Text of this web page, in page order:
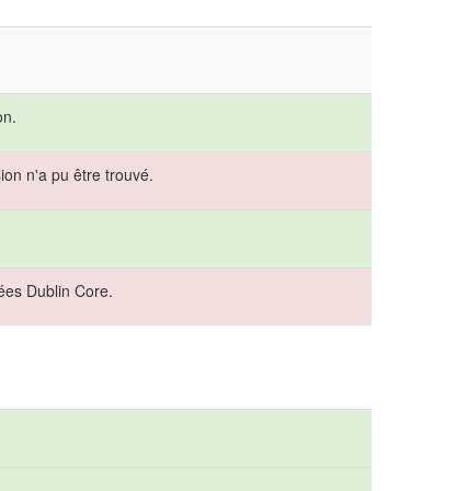
n'a pu être trouvé.
Dublin Core.